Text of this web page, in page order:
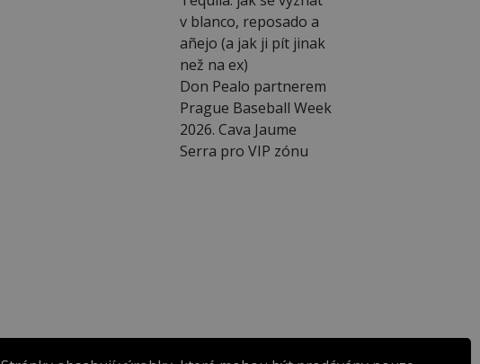
v blanco, reposado a
añejo (a jak ji pít jinak
než na ex)
Don Pealo partnerem
Prague Baseball Week
2026. Cava Jaume
Serra pro VIP zónu